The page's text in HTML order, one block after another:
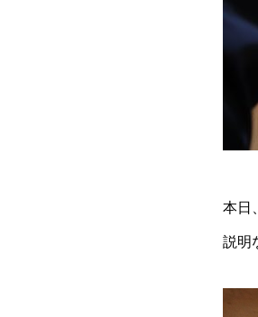
本日
説明